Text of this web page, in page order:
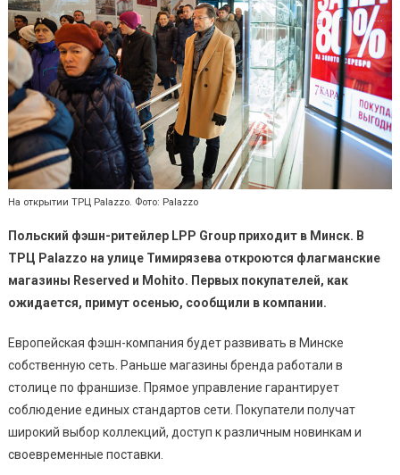
На открытии ТРЦ Palazzo. Фото: Palazzo
Польский фэшн-ритейлер LPP Group приходит в Минск. В
ТРЦ Palazzo на улице Тимирязева откроются флагманские
магазины Reserved и Mohito. Первых покупателей, как
ожидается, примут осенью, сообщили в компании.
Европейская фэшн-компания будет развивать в Минске
собственную сеть. Раньше магазины бренда работали в
столице по франшизе. Прямое управление гарантирует
соблюдение единых стандартов сети. Покупатели получат
широкий выбор коллекций, доступ к различным новинкам и
своевременные поставки.